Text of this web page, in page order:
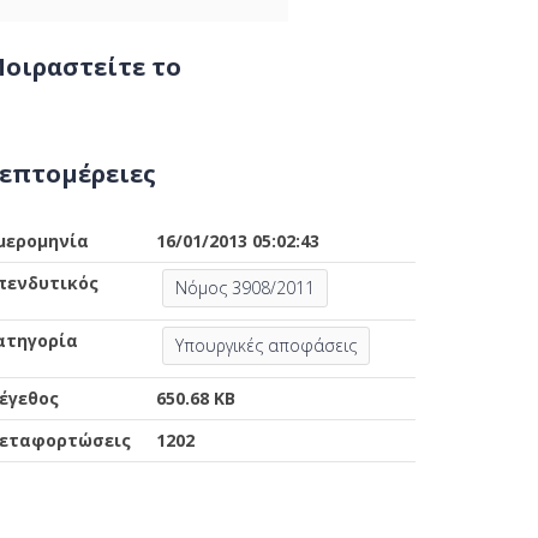
το
16/01/2013 05:02:43
Νόμος 3908/2011
Υπουργικές αποφάσεις
650.68 KB
1202